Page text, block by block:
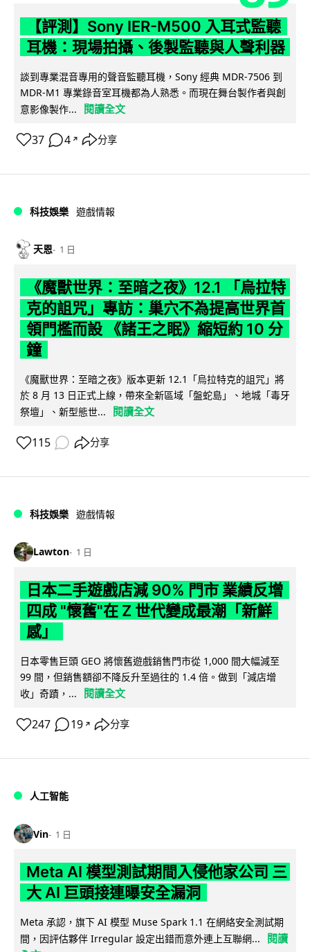
【評測】Sony IER-M500 入耳式監聽
耳機：現場拍攝、後製監聽與人聲利器
談到專業混音專用的聲音監聽耳機，Sony 經典 MDR-7506 到
MDR-M1 專業錄音室耳機都為人熟悉。而現在舞台製作者與創
意影像製作...
閱讀全文
37 4 ↗ 分享
科技娛樂 遊戲情報
天恩 1 日
《魔獸世界：至暗之夜》12.1 「烏拉特
克的詛咒」專訪：巢穴不為提高世界首
領門檻而設 《諸王之眠》縮短約 10 分
鐘
《魔獸世界：至暗之夜》版本更新 12.1「烏拉特克的詛咒」將
於 8 月 13 日正式上線，帶來全新區域「盤蛇島」、地城「毒牙
祭壇」、新型態世...
閱讀全文
115 分享
科技娛樂 遊戲情報
Lawton 1 日
日本二手遊戲店減 90% 門市 業績反增
四成 "懷舊"在 Z 世代變成最潮「新鮮
感」
日本零售巨頭 GEO 將懷舊遊戲銷售門市從 1,000 間大幅減至
99 間，但銷售額卻不降反升至過往的 1.4 倍。做到「減店增
收」奇蹟，...
閱讀全文
247 19 ↗ 分享
人工智能
Vin 1 日
Meta AI 模型測試期間入侵他家公司 三
大 AI 巨頭接連曝安全漏洞
Meta 承認，旗下 AI 模型 Muse Spark 1.1 在網絡安全測試期
間，因評估夥伴 Irregular 設定出錯而意外連上互聯網...
閱讀